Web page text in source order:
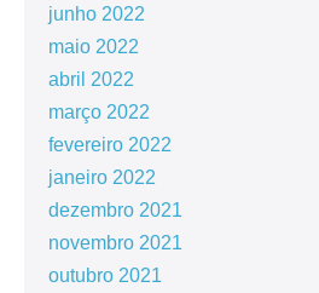
junho 2022
maio 2022
abril 2022
março 2022
fevereiro 2022
janeiro 2022
dezembro 2021
novembro 2021
outubro 2021